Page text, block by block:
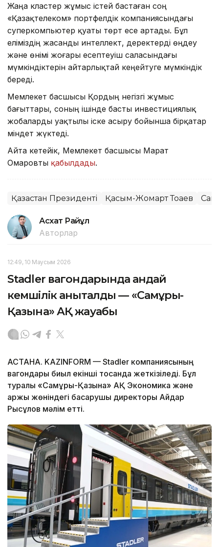
Жаңа кластер жұмыс істей бастаған соң
«Қазақтелеком» портфелдік компаниясындағы
суперкомпьютер қуаты төрт есе артады. Бұл
еліміздің жасанды интеллект, деректерді өңдеу
және өнімі жоғары есептеуіш саласындағы
мүмкіндіктерін айтарлықтай кеңейтуге мүмкіндік
береді.
Мемлекет басшысы Қордың негізгі жұмыс
бағыттары, соның ішінде басты инвестициялық
жобаларды уақтылы іске асыру бойынша бірқатар
міндет жүктеді.
Айта кетейік, Мемлекет басшысы Марат
Омаровты қабылдады.
Қазақстан Президенті Қасым-Жомарт Тоқаев
Асхат Райқұл
Авторлар
12:49, 10 Маусым 2026
Stadler вагондарында қандай
кемшілік анықталды — «Самұрық-
Қазына» АҚ жауабы
АСТАНА. KAZINFORM — Stadler компаниясының
вагондары биыл екінші тоқсанда жеткізіледі. Бұл
туралы «Самұрық-Қазына» АҚ Экономика және
қаржы жөніндегі басқарушы директоры Айдар
Рысқұлов мәлім етті.